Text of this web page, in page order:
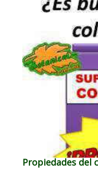
Propiedades del